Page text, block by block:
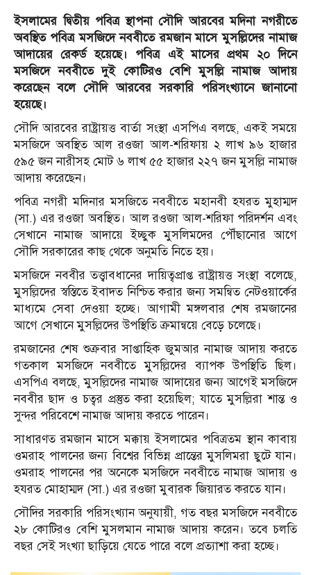
ইসলামের দ্বিতীয় পবিত্র স্থাপনা সৌদি আরবের মদিনা নগরীতে
অবস্থিত পবিত্র মসজিদে নববীতে রমজান মাসে মুসল্লিদের নামাজ
আদায়ের রেকর্ড হয়েছে। পবিত্র এই মাসের প্রথম ২০ দিনে
মসজিদে নববীতে দুই কোটিরও বেশি মুসল্লি নামাজ আদায়
করেছেন বলে সৌদি আরবের সরকারি পরিসংখ্যানে জানানো
হয়েছে।
সৌদি আরবের রাষ্ট্রায়ত্ত বার্তা সংস্থা এসপিএ বলছে, একই সময়ে
মসজিদে অবস্থিত আল রওজা আল-শরিফায় ২ লাখ ৯৬ হাজার
৫৯৫ জন নারীসহ মোট ৬ লাখ ৫৫ হাজার ২২৭ জন মুসল্লি নামাজ
আদায় করেছেন।
পবিত্র নগরী মদিনার মসজিতে নববীতে মহানবী হযরত মুহাম্মদ
(সা.) এর রওজা অবস্থিত। আল রওজা আল-শরিফা পরিদর্শন এবং
সেখানে নামাজ আদায়ে ইচ্ছুক মুসলিমদের পৌঁছানোর আগে
সৌদি সরকারের কাছ থেকে অনুমতি নিতে হয়।
মসজিদে নববীর তত্ত্বাবধানের দায়িত্বপ্রাপ্ত রাষ্ট্রায়ত্ত সংস্থা বলেছে,
মুসল্লিদের স্বস্তিতে ইবাদত নিশ্চিত করার জন্য সমন্বিত নেটওয়ার্কের
মাধ্যমে সেবা দেওয়া হচ্ছে। আগামী মঙ্গলবার শেষ রমজানের
আগে সেখানে মুসল্লিদের উপস্থিতি ক্রমান্বয়ে বেড়ে চলেছে।
রমজানের শেষ শুক্রবার সাপ্তাহিক জুমআর নামাজ আদায় করতে
গতকাল মসজিদে নববীতে মুসল্লিদের ব্যাপক উপস্থিতি ছিল।
এসপিএ বলছে, মুসল্লিদের নামাজ আদায়ের জন্য আগেই মসজিদে
নববীর ছাদ ও চত্বর প্রস্তুত করা হয়েছিল; যাতে মুসল্লিরা শান্ত ও
সুন্দর পরিবেশে নামাজ আদায় করতে পারেন।
সাধারণত রমজান মাসে মক্কায় ইসলামের পবিত্রতম স্থান কাবায়
ওমরাহ পালনের জন্য বিশ্বের বিভিন্ন প্রান্তের মুসলিমরা ছুটে যান।
ওমরাহ পালনের পর অনেকে মসজিদে নববীতে নামাজ আদায় ও
হযরত মোহাম্মদ (সা.) এর রওজা মুবারক জিয়ারত করতে যান।
সৌদির সরকারি পরিসংখ্যান অনুযায়ী, গত বছর মসজিদে নববীতে
২৮ কোটিরও বেশি মুসলমান নামাজ আদায় করেন। তবে চলতি
বছর সেই সংখ্যা ছাড়িয়ে যেতে পারে বলে প্রত্যাশা করা হচ্ছে।